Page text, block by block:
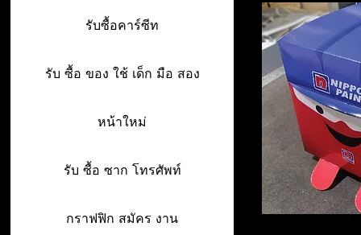
รับซื้อคาร์ซีท
รับ ซื้อ ของ ใช้ เด็ก มือ สอง
หน้าใหม่
รับ ซื้อ ซาก โทรศัพท์
กราฟฟิก สมัคร งาน